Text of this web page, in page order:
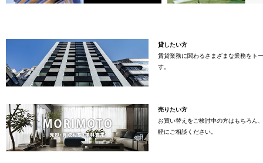
貸したい方
賃貸業務に関わるさまざまな業務をト
す。
売りたい方
お買い替えをご検討中の方はもちろん
軽にご相談ください。